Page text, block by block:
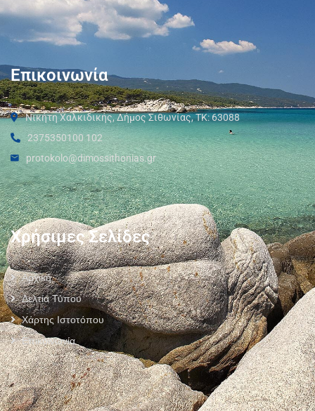
Επικοινωνία
Νικήτη Χαλκιδικής, Δήμος Σιθωνίας, ΤΚ: 63088
2375350100 102
protokolo@dimossithonias.gr
Χρήσιμες Σελίδες
Αρχική
Δελτία Τύπου
Χάρτης Ιστοτόπου
Επικοινωνία